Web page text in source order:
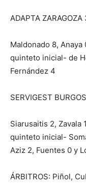
ADAPTA
Maldonado 8, Anaya
quinteto inicial- de
Fernández 4
SERVIGEST
Siarusaitis 2, Zavala
quinteto inicial-
Aziz 2, Fuentes 0 y
ÁRBITROS: Piñol,